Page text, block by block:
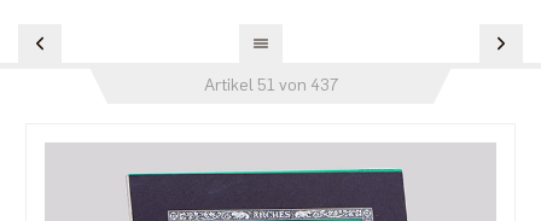
Artikel 51 von 437